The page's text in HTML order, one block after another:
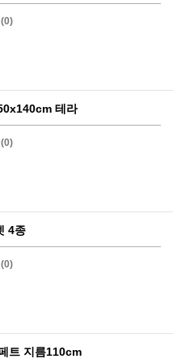
(0)
테라
(0)
4종
(0)
트 지름110cm